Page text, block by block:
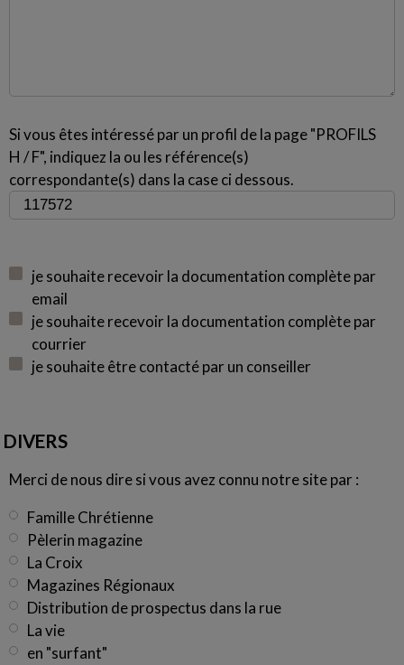
Si vous êtes intéressé par un profil de la page "PROFILS
H / F", indiquez la ou les référence(s)
correspondante(s) dans la case ci dessous.
je souhaite recevoir la documentation complète par
email
je souhaite recevoir la documentation complète par
courrier
je souhaite être contacté par un conseiller
DIVERS
Merci de nous dire si vous avez connu notre site par :
Famille Chrétienne
Pèlerin magazine
La Croix
Magazines Régionaux
Distribution de prospectus dans la rue
La vie
en "surfant"